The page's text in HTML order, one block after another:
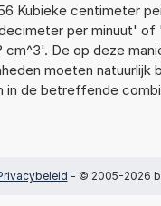
Kubieke centimeter
per minuut'
cm^3'. De op deze
moeten natuurlijk
in de betreffende
- © 2005-2026